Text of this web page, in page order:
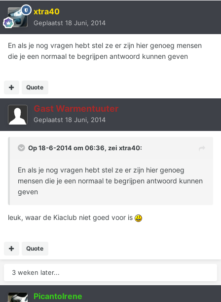
xtra40
Geplaatst 18 Juni, 2014
En als je nog vragen hebt stel ze er zijn hier genoeg mensen
die je een normaal te begrijpen antwoord kunnen geven
Quote
Gast Warmentuuter
Geplaatst 18 Juni, 2014
Op 18-6-2014 om 06:36, zei xtra40:
En als je nog vragen hebt stel ze er zijn hier genoeg
mensen die je een normaal te begrijpen antwoord kunnen
geven
leuk, waar de Kiaclub niet goed voor is
Quote
3 weken later...
PicantoIrene